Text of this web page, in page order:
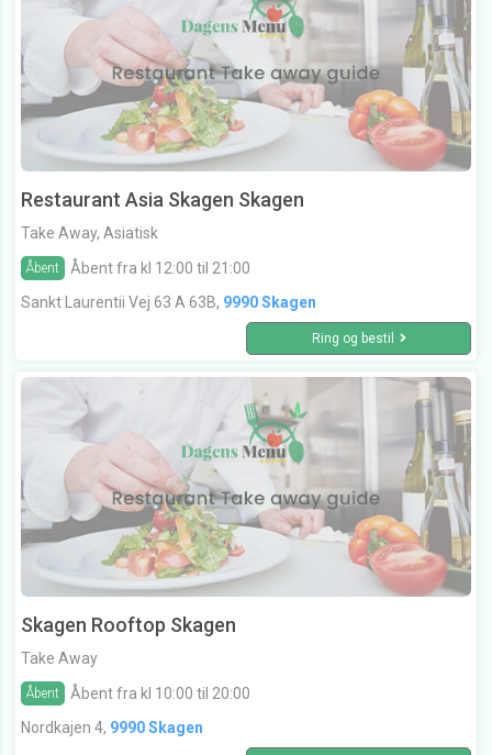
Restaurant Asia Skagen Skagen
Take Away, Asiatisk
Åbent
Åbent fra kl 12:00 til 21:00
Sankt Laurentii Vej 63 A 63B, 9990 Skagen
Ring og bestil
Skagen Rooftop Skagen
Take Away
Åbent
Åbent fra kl 10:00 til 20:00
Nordkajen 4, 9990 Skagen